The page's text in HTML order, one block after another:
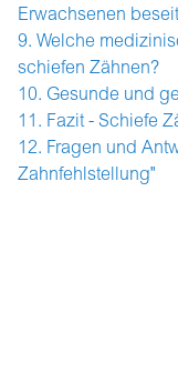
Erwachsenen
Welche
schiefen Zähnen?
Gesunde und
Fazit - Schiefe
Fragen und
Zahnfehlstellung"